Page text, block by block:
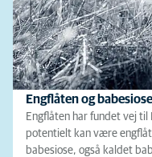
Engflåten og babesiose
Engflåten har fundet vej
potentielt kan være
babesiose, også kaldet